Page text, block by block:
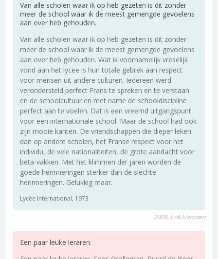
Van alle scholen waar ik op heb gezeten is dit zonder
meer de school waar ik de meest gemengde gevoelens
aan over heb gehouden.
Van alle scholen waar ik op heb gezeten is dit zonder
meer de school waar ik de meest gemengde gevoelens
aan over heb gehouden. Wat ik voornamelijk vreselijk
vond aan het lycee is hun totale gebrek aan respect
voor mensen uit andere culturen. Iedereen werd
verondersteld perfect Frans te spreken en te verstaan
en de schoolcultuur en met name de schooldiscipline
perfect aan te voelen. Dat is een vreemd uitgangspunt
voor een internationale school. Maar de school had ook
zijn mooie kanten. De vriendschappen die dieper leken
dan op andere scholen, het Franse respect voor het
individu, de vele nationaliteiten, de grote aandacht voor
beta-vakken. Met het klimmen der jaren worden de
goede herinneringen sterker dan de slechte
herinneringen. Gelukkig maar.
Lycée International, 1973
2008, Erik Hamoen
Een paar leuke leraren.